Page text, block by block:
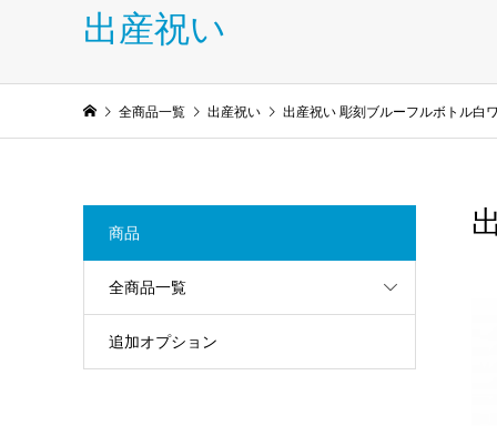
出産祝い
全商品一覧 出産祝い 出産祝い 彫刻ブルーフルボトル白
商品
全商品一覧
追加オプション